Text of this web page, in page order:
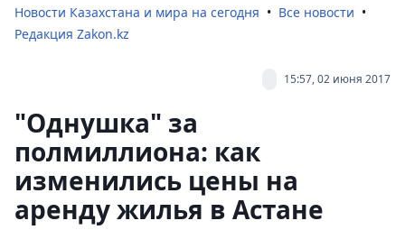
Новости Казахстана и мира на сегодня
Все новости
Редакция Zakon.kz
15:57, 02 июня 2017
"Однушка" за
полмиллиона: как
изменились цены на
аренду жилья в Астане